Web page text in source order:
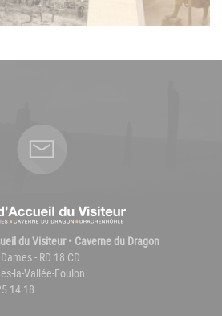
du Visiteur • Caverne du Dragon
- RD 18 CD
la-Vallée-Foulon
14 18